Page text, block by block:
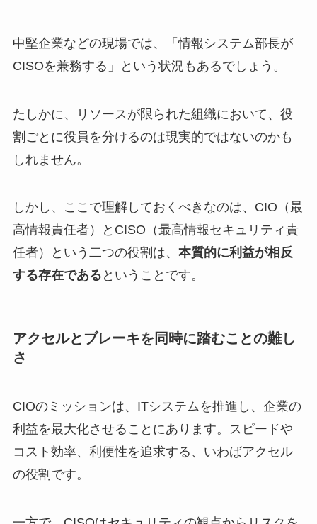
中堅企業などの現場では、「情報システム部長が
CISOを兼務する」という状況もあるでしょう。
たしかに、リソースが限られた組織において、役
割ごとに役員を分けるのは現実的ではないのかも
しれません。
しかし、ここで理解しておくべきなのは、CIO（最
高情報責任者）とCISO（最高情報セキュリティ責
任者）という二つの役割は、 本質的に利益が相反
する存在である ということです。
アクセルとブレーキを同時に踏むことの難し
さ
CIOのミッションは、ITシステムを推進し、企業の
利益を最大化させることにあります。スピードや
コスト効率、利便性を追求する、いわばアクセル
の役割です。